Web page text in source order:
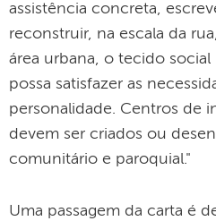
assistência concreta,
reconstruir, na escala da
área urbana, o tecido
possa satisfazer as
personalidade. Centros de
devem ser criados ou
comunitário e paroquial."
Uma passagem da carta é